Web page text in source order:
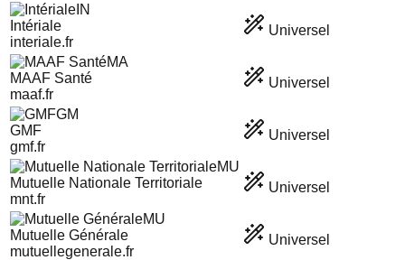
IN
Intériale
interiale.fr
Universel
MA
MAAF Santé
maaf.fr
Universel
GM
GMF
gmf.fr
Universel
MU
Mutuelle Nationale Territoriale
mnt.fr
Universel
MU
Mutuelle Générale
mutuellegenerale.fr
Universel